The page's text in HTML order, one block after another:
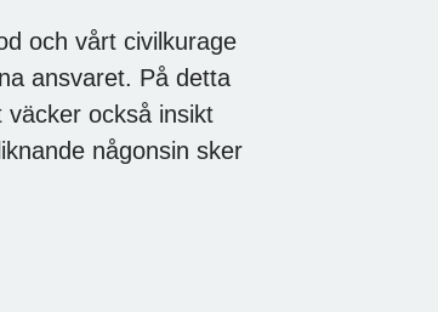
och vårt civilkurage
ansvaret. På detta
väcker också insikt
någonsin sker